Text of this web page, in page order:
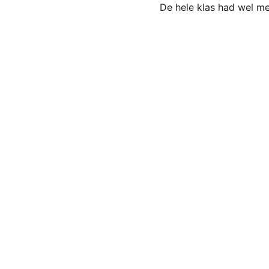
De hele klas had wel